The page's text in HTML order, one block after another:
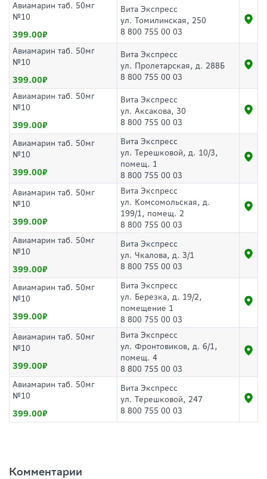
Авиамарин таб. 50мг
№10
399.00
Вита Экспресс
ул. Томилинская, 250
8 800 755 00 03
Авиамарин таб. 50мг
№10
399.00
Вита Экспресс
ул. Пролетарская, д. 288Б
8 800 755 00 03
Авиамарин таб. 50мг
№10
399.00
Вита Экспресс
ул. Аксакова, 30
8 800 755 00 03
Авиамарин таб. 50мг
№10
399.00
Вита Экспресс
ул. Терешковой, д. 10/3,
помещ. 1
8 800 755 00 03
Авиамарин таб. 50мг
№10
399.00
Вита Экспресс
ул. Комсомольская, д.
199/1, помещ. 2
8 800 755 00 03
Авиамарин таб. 50мг
№10
399.00
Вита Экспресс
ул. Чкалова, д. 3/1
8 800 755 00 03
Авиамарин таб. 50мг
№10
399.00
Вита Экспресс
ул. Березка, д. 19/2,
помещение 1
8 800 755 00 03
Авиамарин таб. 50мг
№10
399.00
Вита Экспресс
ул. Фронтовиков, д. 6/1,
помещ. 4
8 800 755 00 03
Авиамарин таб. 50мг
№10
399.00
Вита Экспресс
ул. Терешковой, 247
8 800 755 00 03
Комментарии